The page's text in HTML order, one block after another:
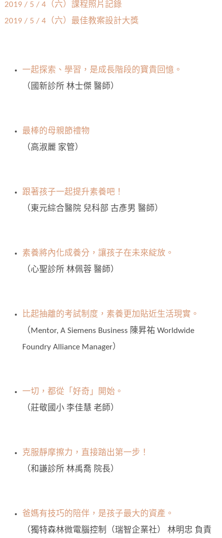
2019 / 5 / 4（六）課程照片記錄
2019 / 5 / 4（六）最佳教案設計大獎
一起探索、學習，是成長階段的寶貴回憶。
（國新診所 林士傑 醫師）
最棒的母親節禮物
（高淑麗 家管）
跟著孩子一起提升素養吧！
（東元綜合醫院 兒科部 古彥男 醫師）
素養將內化成養分，讓孩子在未來綻放。
（心聖診所 林佩蓉 醫師）
比起抽離的考試制度，素養更加貼近生活現實。
（Mentor, A Siemens Business 陳昇祐 Worldwide
Foundry Alliance Manager）
一切，都從「好奇」開始。
（莊敬國小 李佳慧 老師）
克服靜摩擦力，直接踏出第一步！
（和謙診所 林禹喬 院長）
爸媽有技巧的陪伴，是孩子最大的資產。
（獨特森林微電腦控制（瑞智企業社） 林明忠 負責